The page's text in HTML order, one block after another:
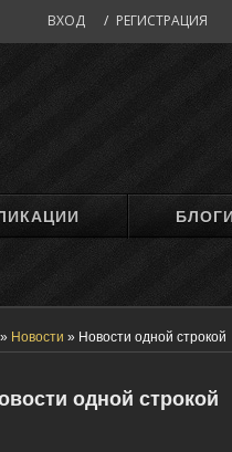
ВХОД / РЕГИСТРАЦИЯ
БЛОГИ
» Новости » Новости одной строкой
одной строкой